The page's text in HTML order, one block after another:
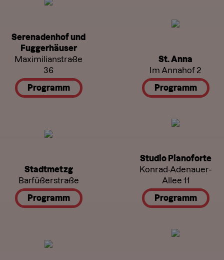
Serenadenhof und
Fuggerhäuser
Maximilianstraße
36
Programm
St. Anna
Im Annahof 2
Programm
Stadtmetzg
Barfüßerstraße
Programm
Studio Pianoforte
Konrad-Adenauer-
Allee 11
Programm